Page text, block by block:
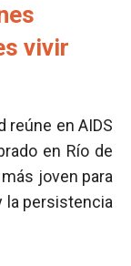
vivir
reúne en AIDS
en Río de
joven para
la persistencia